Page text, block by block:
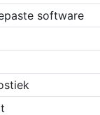
software